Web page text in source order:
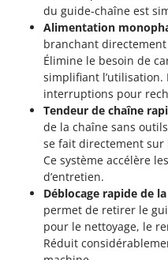
Scies de jardin
Sécateurs
Sécateurs et
Sécateurs
Semoirs et
Socs pour tracteur
Souffleurs
Soufreuses -
Soufreuses -
Taille-haies
Italyco
ITM
JOLLY ITALIA
KAAZ
Karcher
Kasco
Kemper
Keter
KitchenAid
du guide-chaîne est
Alimentation
branchant
Élimine le besoin de
simplifiant
interruptions pour
Tendeur de chaîne
de la chaîne sans
se fait directement sur
Ce système accélère
d’entretien.
Déblocage rapide de
permet de retirer le
pour le nettoyage, le
Réduit